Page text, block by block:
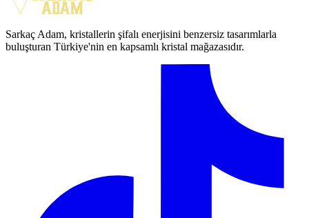
Sarkaç Adam, kristallerin şifalı enerjisini benzersiz tasarımlarla
buluşturan Türkiye'nin en kapsamlı kristal mağazasıdır.